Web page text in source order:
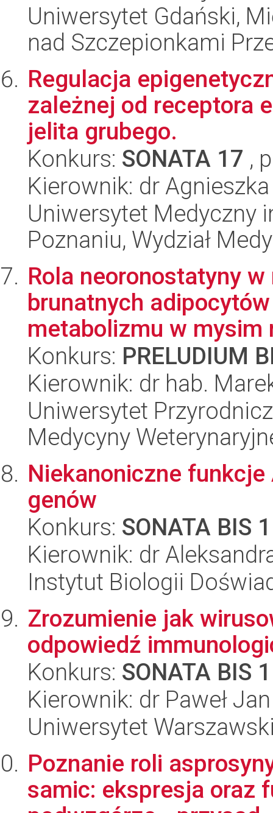
Uniwersytet Gdański,
nad Szczepionkami
Regulacja
zależnej od receptora
jelita grubego.
Konkurs: SONATA 17 ,
Kierownik: dr
Uniwersytet Medyczny
Poznaniu, Wydział
Rola neoronostatyny
brunatnych
metabolizmu w mysim
Konkurs: PRELUDIUM
Kierownik: dr hab.
Uniwersytet
Medycyny
Niekanoniczne
genów
Konkurs: SONATA BIS
Kierownik: dr
Instytut Biologii
Zrozumienie jak
odpowiedź
Konkurs: SONATA BIS
Kierownik: dr Paweł
Uniwersytet
Poznanie roli
samic: ekspresja oraz